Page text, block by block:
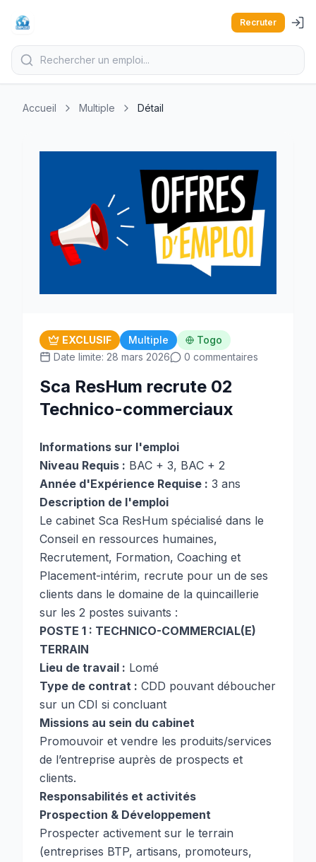
Recruter
Accueil Multiple Détail
EXCLUSIF Multiple
Togo
Date limite: 28 mars 2026
0 commentaires
Sca ResHum recrute 02
Technico-commerciaux
Informations sur l'emploi
Niveau Requis : BAC + 3, BAC + 2
Année d'Expérience Requise : 3 ans
Description de l'emploi
Le cabinet Sca ResHum spécialisé dans le
Conseil en ressources humaines,
Recrutement, Formation, Coaching et
Placement-intérim, recrute pour un de ses
clients dans le domaine de la quincaillerie
sur les 2 postes suivants :
POSTE 1 : TECHNICO-COMMERCIAL(E)
TERRAIN
Lieu de travail : Lomé
Type de contrat : CDD pouvant déboucher
sur un CDI si concluant
Missions au sein du cabinet
Promouvoir et vendre les produits/services
de l’entreprise auprès de prospects et
clients.
Responsabilités et activités
Prospection & Développement
Prospecter activement sur le terrain
(entreprises BTP, artisans, promoteurs,